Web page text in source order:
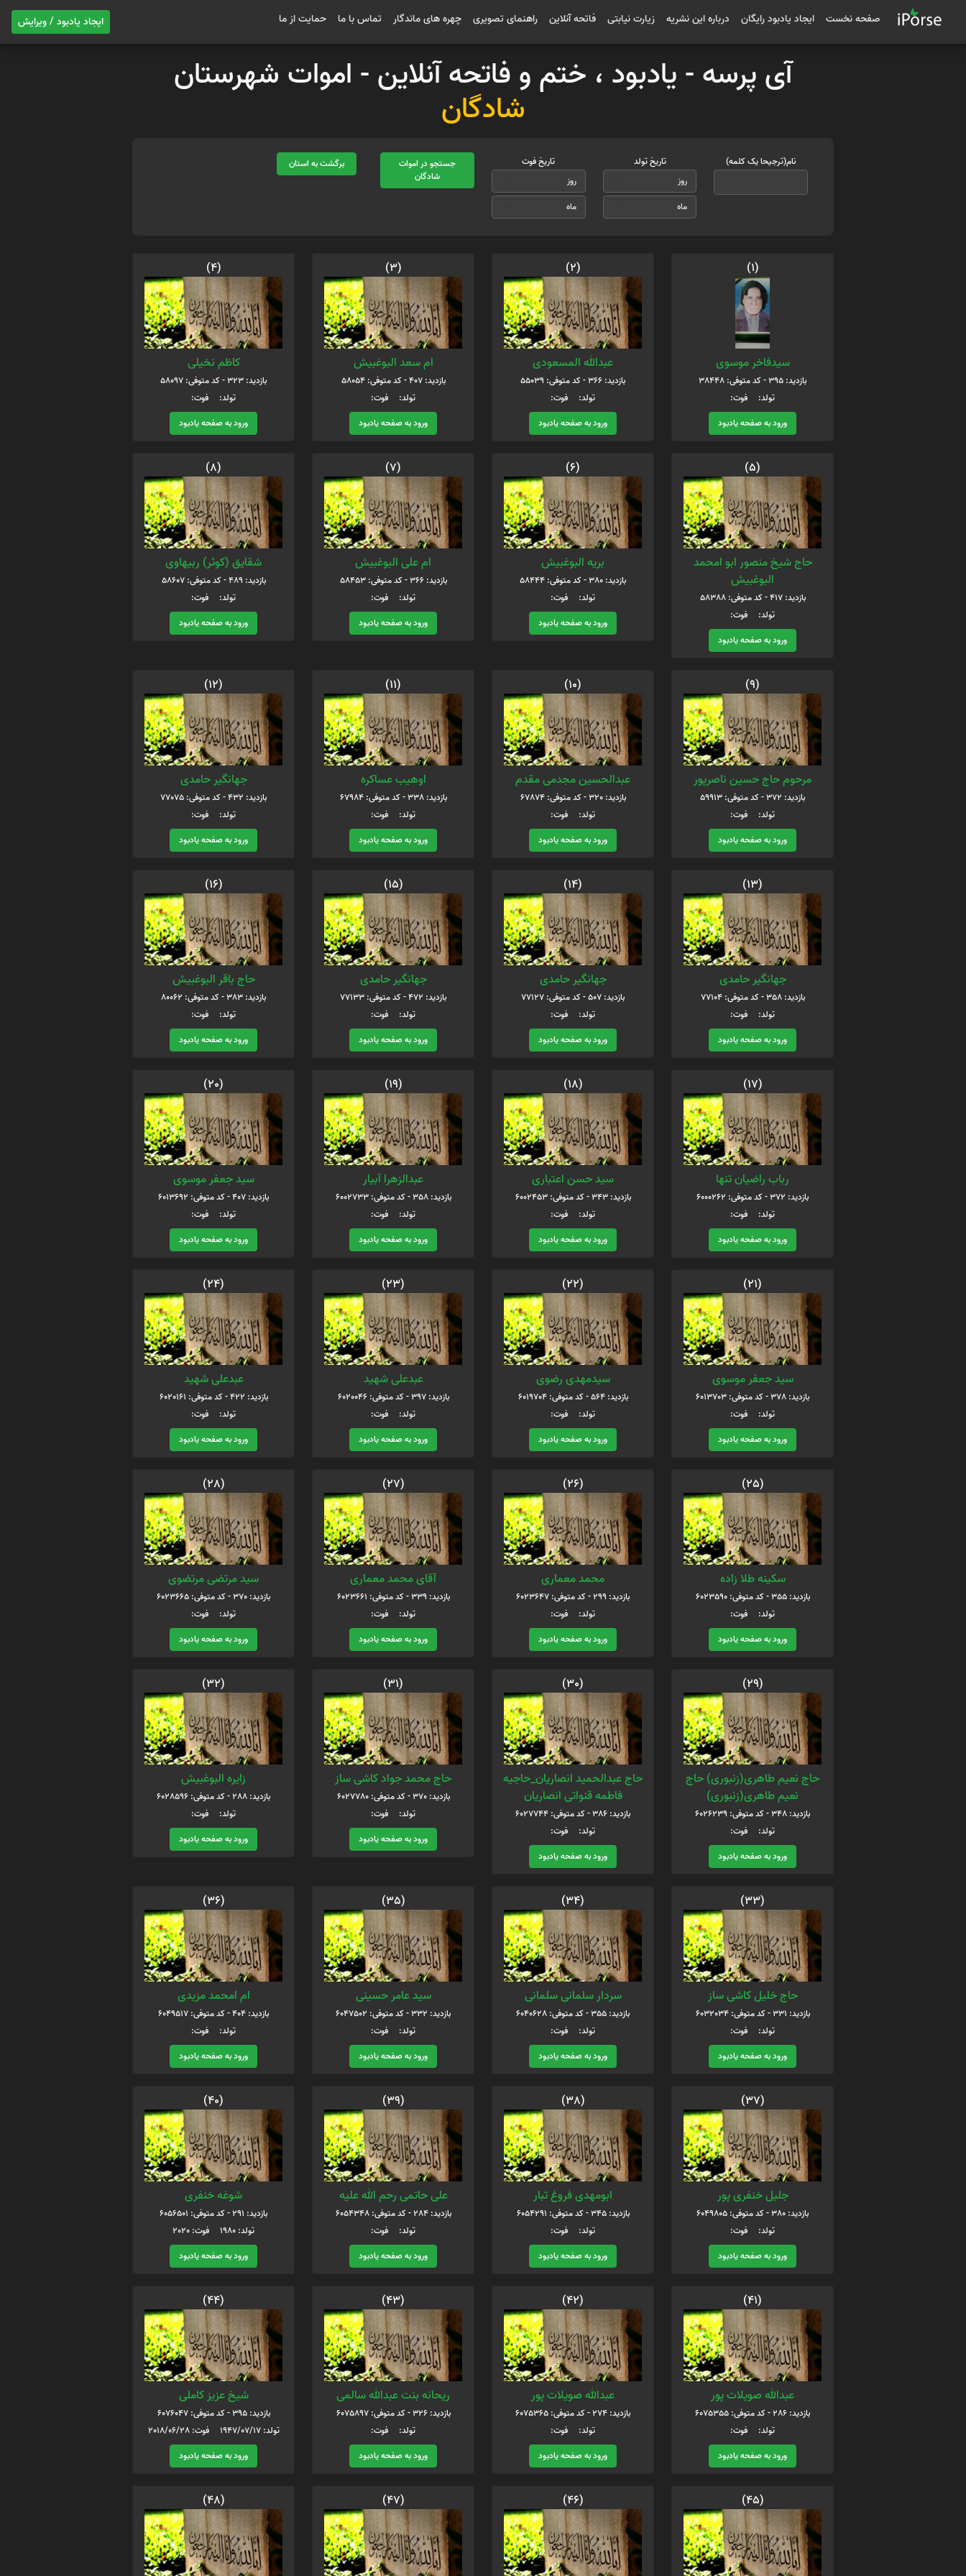
ایجاد یادبود / ویرایش صفحه نخست ایجاد یادبود رایگان درباره این نشریه زیارت نیابتی فاتحه آنلاین راهنمای تصویری چهره های ماندگار تماس با ما حمایت از ما
آی پرسه - یادبود ، ختم و فاتحه آنلاین - اموات شهرستان
شادگان
نام(ترجیحا یک کلمه) تاریخ تولد تاریخ فوت
جستجو در اموات
شادگان
برگشت به استان
(1)
سیدفاخر موسوی
بازدید: 395 - کد متوفی: 38448
تولد: فوت:
ورود به صفحه یادبود
(2)
عبدالله المسعودی
بازدید: 366 - کد متوفی: 55039
تولد: فوت:
ورود به صفحه یادبود
(3)
ام سعد البوغبیش
بازدید: 407 - کد متوفی: 58054
تولد: فوت:
ورود به صفحه یادبود
(4)
کاظم نخیلی
بازدید: 323 - کد متوفی: 58097
تولد: فوت:
ورود به صفحه یادبود
(5)
حاج شیخ منصور ابو امحمد
البوغبیش
بازدید: 417 - کد متوفی: 58388
تولد: فوت:
ورود به صفحه یادبود
(6)
بریه البوغبیش
بازدید: 380 - کد متوفی: 58444
تولد: فوت:
ورود به صفحه یادبود
(7)
ام علی البوغبیش
بازدید: 366 - کد متوفی: 58453
تولد: فوت:
ورود به صفحه یادبود
(8)
شقایق (کوثر) ربیهاوی
بازدید: 489 - کد متوفی: 58607
تولد: فوت:
ورود به صفحه یادبود
(9)
مرحوم حاج حسین ناصرپور
بازدید: 372 - کد متوفی: 59913
تولد: فوت:
ورود به صفحه یادبود
(10)
عبدالحسین مجدمی مقدم
بازدید: 320 - کد متوفی: 67874
تولد: فوت:
ورود به صفحه یادبود
(11)
اوهیب عساکره
بازدید: 338 - کد متوفی: 67984
تولد: فوت:
ورود به صفحه یادبود
(12)
جهانگیر حامدی
بازدید: 432 - کد متوفی: 77075
تولد: فوت:
ورود به صفحه یادبود
(13)
جهانگیر حامدی
بازدید: 358 - کد متوفی: 77104
تولد: فوت:
ورود به صفحه یادبود
(14)
جهانگیر حامدی
بازدید: 507 - کد متوفی: 77127
تولد: فوت:
ورود به صفحه یادبود
(15)
جهانگیر حامدی
بازدید: 472 - کد متوفی: 77133
تولد: فوت:
ورود به صفحه یادبود
(16)
حاج باقر البوغبیش
بازدید: 383 - کد متوفی: 80062
تولد: فوت:
ورود به صفحه یادبود
(17)
رباب راضیان تنها
بازدید: 372 - کد متوفی: 6000262
تولد: فوت:
ورود به صفحه یادبود
(18)
سید حسن اعتباری
بازدید: 343 - کد متوفی: 6002453
تولد: فوت:
ورود به صفحه یادبود
(19)
عبدالزهرا آبیار
بازدید: 358 - کد متوفی: 6002733
تولد: فوت:
ورود به صفحه یادبود
(20)
سید جعفر موسوی
بازدید: 407 - کد متوفی: 6013692
تولد: فوت:
ورود به صفحه یادبود
(21)
سید جعفر موسوی
بازدید: 378 - کد متوفی: 6013703
تولد: فوت:
ورود به صفحه یادبود
(22)
سیدمهدی رضوی
بازدید: 564 - کد متوفی: 6019704
تولد: فوت:
ورود به صفحه یادبود
(23)
عبدعلی شهید
بازدید: 397 - کد متوفی: 6020046
تولد: فوت:
ورود به صفحه یادبود
(24)
عبدعلی شهید
بازدید: 422 - کد متوفی: 6020161
تولد: فوت:
ورود به صفحه یادبود
(25)
سکینه طلا زاده
بازدید: 355 - کد متوفی: 6023590
تولد: فوت:
ورود به صفحه یادبود
(26)
محمد معماری
بازدید: 299 - کد متوفی: 6023647
تولد: فوت:
ورود به صفحه یادبود
(27)
آقای محمد معماری
بازدید: 339 - کد متوفی: 6023661
تولد: فوت:
ورود به صفحه یادبود
(28)
سید مرتضی مرتضوی
بازدید: 370 - کد متوفی: 6023665
تولد: فوت:
ورود به صفحه یادبود
(29)
حاج نعیم طاهری(زنبوری) حاج
نعیم طاهری(زنبوری)
بازدید: 348 - کد متوفی: 6026239
تولد: فوت:
ورود به صفحه یادبود
(30)
حاج عبدالحمید انصاریان_حاجیه
فاطمه قنواتی انصاریان
بازدید: 386 - کد متوفی: 6027744
تولد: فوت:
ورود به صفحه یادبود
(31)
حاج محمد جواد کاشی ساز
بازدید: 370 - کد متوفی: 6027780
تولد: فوت:
ورود به صفحه یادبود
(32)
زایره البوغبیش
بازدید: 288 - کد متوفی: 6028596
تولد: فوت:
ورود به صفحه یادبود
(33)
حاج خلیل کاشی ساز
بازدید: 331 - کد متوفی: 6032034
تولد: فوت:
ورود به صفحه یادبود
(34)
سردار سلمانی سلمانی
بازدید: 355 - کد متوفی: 6040628
تولد: فوت:
ورود به صفحه یادبود
(35)
سید عامر حسینی
بازدید: 332 - کد متوفی: 6047502
تولد: فوت:
ورود به صفحه یادبود
(36)
ام امحمد مزیدی
بازدید: 404 - کد متوفی: 6049517
تولد: فوت:
ورود به صفحه یادبود
(37)
جلیل خنفری پور
بازدید: 380 - کد متوفی: 6049805
تولد: فوت:
ورود به صفحه یادبود
(38)
ابومهدی فروغ تبار
بازدید: 345 - کد متوفی: 6054291
تولد: فوت:
ورود به صفحه یادبود
(39)
علی حاتمی رحم الله علیه
بازدید: 284 - کد متوفی: 6054348
تولد: فوت:
ورود به صفحه یادبود
(40)
شوغه خنفری
بازدید: 291 - کد متوفی: 6056501
تولد: 1980 فوت: 2020
ورود به صفحه یادبود
(41)
عبدالله صویلات پور
بازدید: 286 - کد متوفی: 6075355
تولد: فوت:
ورود به صفحه یادبود
(42)
عبدالله صویلات پور
بازدید: 274 - کد متوفی: 6075365
تولد: فوت:
ورود به صفحه یادبود
(43)
ریحانه بنت عبدالله سالمی
بازدید: 326 - کد متوفی: 6075897
تولد: فوت:
ورود به صفحه یادبود
(44)
شیخ عزیز کاملی
بازدید: 395 - کد متوفی: 6076047
تولد: 1947/07/17 فوت: 2018/06/28
ورود به صفحه یادبود
(45)
(46)
(47)
(48)